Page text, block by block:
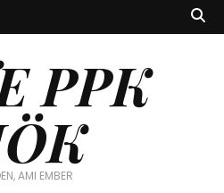
PPK
AMI EMBER